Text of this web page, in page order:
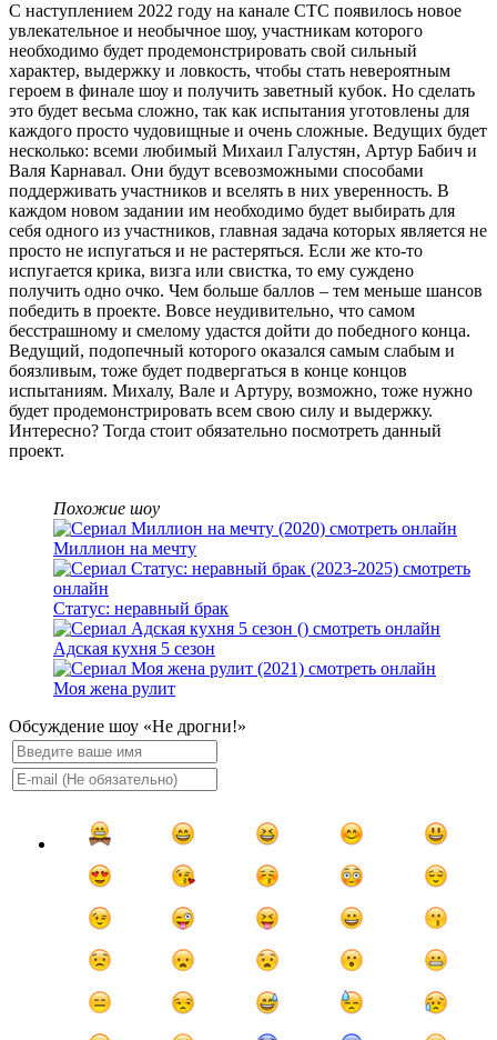
С наступлением 2022 году на канале СТС появилось новое
увлекательное и необычное шоу, участникам которого
необходимо будет продемонстрировать свой сильный
характер, выдержку и ловкость, чтобы стать невероятным
героем в финале шоу и получить заветный кубок. Но сделать
это будет весьма сложно, так как испытания уготовлены для
каждого просто чудовищные и очень сложные. Ведущих будет
несколько: всеми любимый Михаил Галустян, Артур Бабич и
Валя Карнавал. Они будут всевозможными способами
поддерживать участников и вселять в них уверенность. В
каждом новом задании им необходимо будет выбирать для
себя одного из участников, главная задача которых является не
просто не испугаться и не растеряться. Если же кто-то
испугается крика, визга или свистка, то ему суждено
получить одно очко. Чем больше баллов – тем меньше шансов
победить в проекте. Вовсе неудивительно, что самом
бесстрашному и смелому удастся дойти до победного конца.
Ведущий, подопечный которого оказался самым слабым и
боязливым, тоже будет подвергаться в конце концов
испытаниям. Михалу, Вале и Артуру, возможно, тоже нужно
будет продемонстрировать всем свою силу и выдержку.
Интересно? Тогда стоит обязательно посмотреть данный
проект.
Похожие шоу
Миллион на мечту
Статус: неравный брак
Адская кухня 5 сезон
Моя жена рулит
Обсуждение шоу «Не дрогни!»